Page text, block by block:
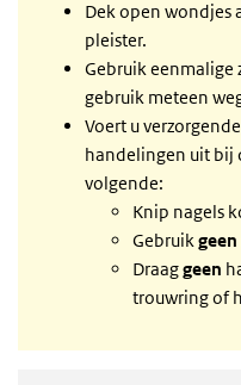
Dek open wondjes
pleister.
Gebruik eenmalige
gebruik meteen
Voert u
handelingen uit bij
volgende:
Knip nagels
Gebruikgeen
Draaggeen
trouwring of